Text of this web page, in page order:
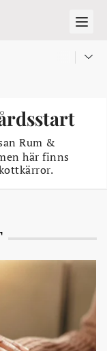
28 JUL
JUL
Rum &
här finns